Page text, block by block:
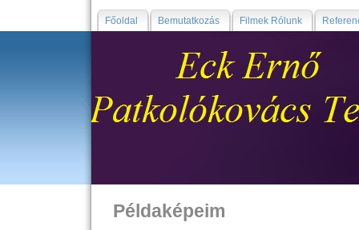
Főoldal Bemutatkozás Filmek Rólunk
Példaképeim